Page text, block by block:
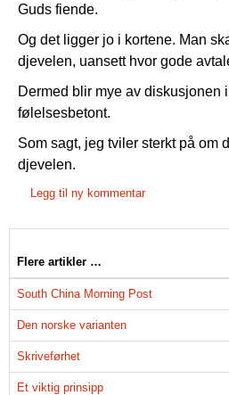
Guds fiende.
Og det ligger jo i kortene. Man
djevelen, uansett hvor gode
Dermed blir mye av diskusjonen
følelsesbetont.
Som sagt, jeg tviler sterkt på om
djevelen.
Legg til ny kommentar
Flere artikler …
South China Morning Post
Den norske varianten
Skriveførhet
Et viktig prinsipp